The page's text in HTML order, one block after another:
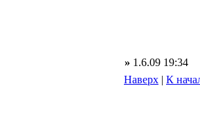
» 1.6.09 19:34
Наверх | К